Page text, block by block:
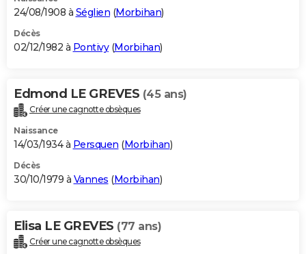
24/08/1908 à Séglien (Morbihan)
Décès
02/12/1982 à Pontivy(Morbihan)
Edmond LE GREVES (45 ans)
Créer une cagnotte obsèques
Naissance
14/03/1934 à Persquen (Morbihan)
Décès
30/10/1979 à Vannes (Morbihan)
Elisa LE GREVES (77 ans)
Créer une cagnotte obsèques